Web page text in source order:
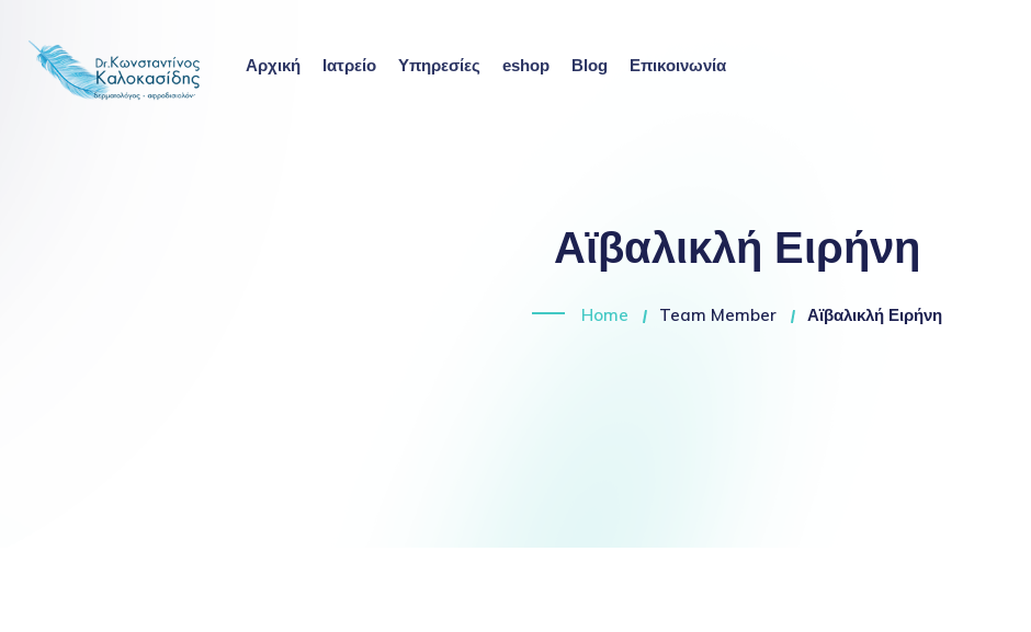
Αρχική Ιατρείο Υπηρεσίες eshop Blog Επικοινωνία
Αϊβαλικλή Ειρήνη
Home Team Member Αϊβαλικλή Ειρήνη